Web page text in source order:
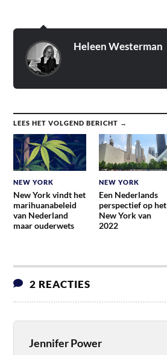
Heleen Westerman
LEES HET VOLGEND BERICHT →
NEW YORK
New York vindt het
marihuanabeleid
van Nederland
maar ouderwets
NEW YORK
Een Nederlands
perspectief op het
New York van
2022
2 REACTIES
Jennifer Power